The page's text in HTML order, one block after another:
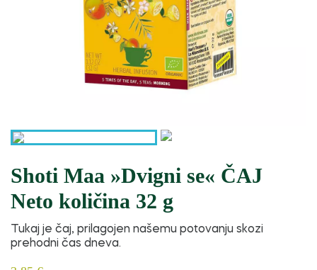
Shoti Maa »Dvigni se« ČAJ
Neto količina 32 g
Tukaj je čaj, prilagojen našemu potovanju skozi
prehodni čas dneva.